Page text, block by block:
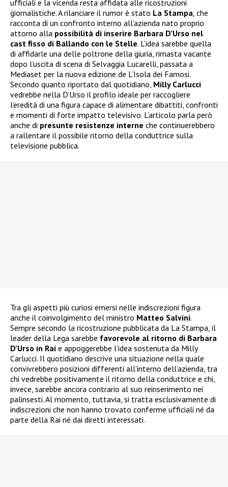
ufficiali e la vicenda resta affidata alle ricostruzioni
giornalistiche. A rilanciare il rumor è stato La Stampa, che
racconta di un confronto interno all’azienda nato proprio
attorno alla possibilità di inserire Barbara D’Urso nel
cast fisso di Ballando con le Stelle. L’idea sarebbe quella
di affidarle una delle poltrone della giuria, rimasta vacante
dopo l’uscita di scena di Selvaggia Lucarelli, passata a
Mediaset per la nuova edizione de L’Isola dei Famosi.
Secondo quanto riportato dal quotidiano, Milly Carlucci
vedrebbe nella D’Urso il profilo ideale per raccogliere
l’eredità di una figura capace di alimentare dibattiti, confronti
e momenti di forte impatto televisivo. L’articolo parla però
anche di presunte resistenze interne che continuerebbero
a rallentare il possibile ritorno della conduttrice sulla
televisione pubblica.
Tra gli aspetti più curiosi emersi nelle indiscrezioni figura
anche il coinvolgimento del ministro Matteo Salvini.
Sempre secondo la ricostruzione pubblicata da La Stampa, il
leader della Lega sarebbe favorevole al ritorno di Barbara
D’Urso in Rai e appoggerebbe l’idea sostenuta da Milly
Carlucci. Il quotidiano descrive una situazione nella quale
convivrebbero posizioni differenti all’interno dell’azienda, tra
chi vedrebbe positivamente il ritorno della conduttrice e chi,
invece, sarebbe ancora contrario al suo reinserimento nei
palinsesti. Al momento, tuttavia, si tratta esclusivamente di
indiscrezioni che non hanno trovato conferme ufficiali né da
parte della Rai né dai diretti interessati.